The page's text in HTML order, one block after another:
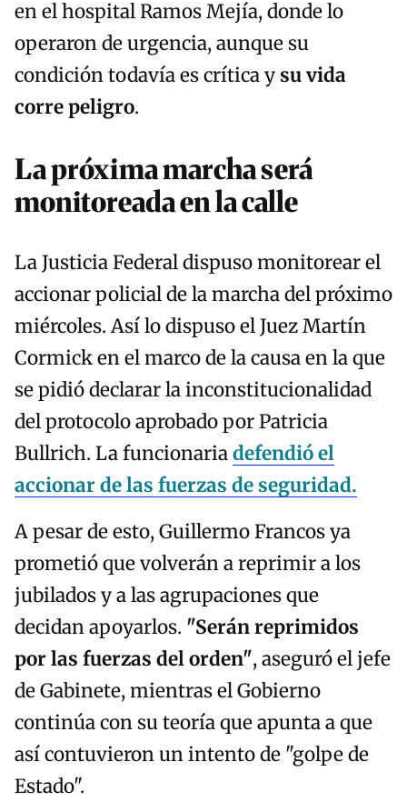
en el hospital Ramos Mejía, donde lo
operaron de urgencia, aunque su
condición todavía es crítica y su vida
corre peligro.
La próxima marcha será
monitoreada en la calle
La Justicia Federal dispuso monitorear el
accionar policial de la marcha del próximo
miércoles. Así lo dispuso el Juez Martín
Cormick en el marco de la causa en la que
se pidió declarar la inconstitucionalidad
del protocolo aprobado por Patricia
Bullrich. La funcionariadefendió el
accionar de las fuerzas de seguridad.
A pesar de esto, Guillermo Francos ya
prometió que volverán a reprimir a los
jubilados y a las agrupaciones que
decidan apoyarlos. "Serán reprimidos
por las fuerzas del orden", aseguró el jefe
de Gabinete, mientras el Gobierno
continúa con su teoría que apunta a que
así contuvieron un intento de "golpe de
Estado".